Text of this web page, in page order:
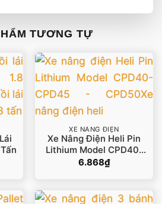
TƯƠNG TỰ
XE NÂNG ĐIỆN
Xe Nâng Điện Heli Pin
Lithium Model CPD40-
CPD45 – CPD50
6.868₫